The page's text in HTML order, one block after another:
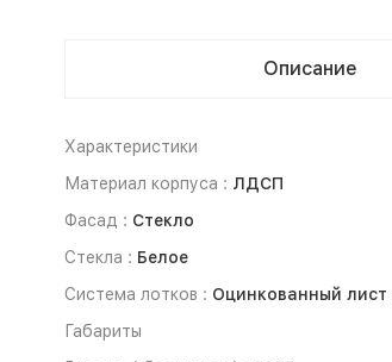
Описание
Характеристики
Материал корпуса : ЛДСП
Фасад : Стекло
Стекла : Белое
Система лотков : Оцинкованный лист
Габариты